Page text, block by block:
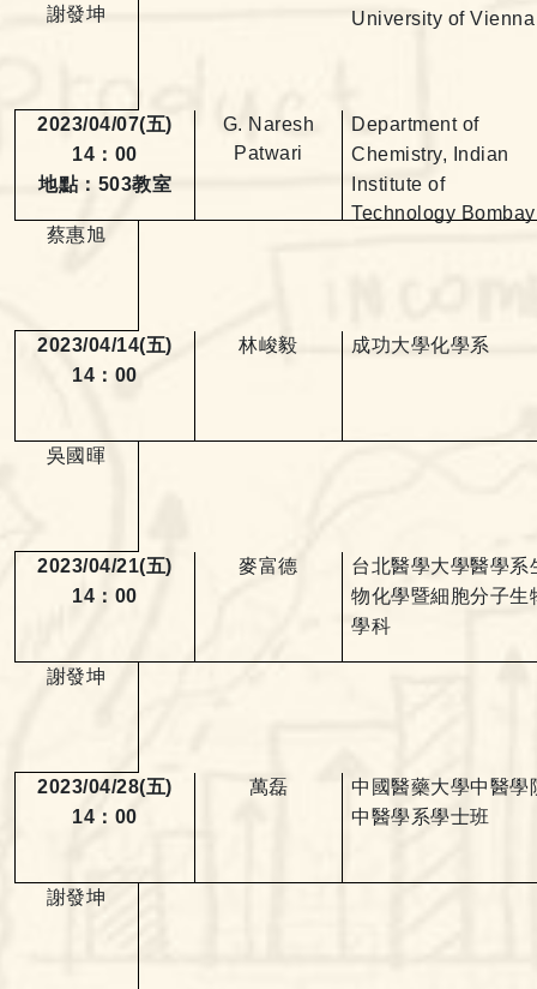
University of Vienna
謝發坤
2023/04/07(五)
14 ： 00
地點： 503教室
G. Naresh
Patwari
Department of
Chemistry,
Indian
Institute of
Technology Bombay
蔡惠旭
2023/04/14(五)
14 ： 00
林峻毅 成功大學化學系
吳國暉
2023/04/21(五)
14 ： 00
麥富德
台北醫學大學醫學系
物化學暨細胞分子生
學科
謝發坤
2023/04/28(五)
14 ： 00
萬磊
中國醫藥大學中醫學
中醫學系學士班
謝發坤